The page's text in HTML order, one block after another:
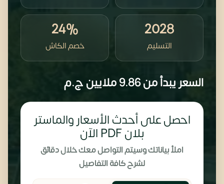
2028
التسليم
24%
خصم الكاش
السعر يبدأ من9.86 ملايين ج.م
احصل على أحدث الأسعار والماستر
بلان PDF الآن
املأ بياناتك وسيتم التواصل معك خلال دقائق
لشرح كافة التفاصيل